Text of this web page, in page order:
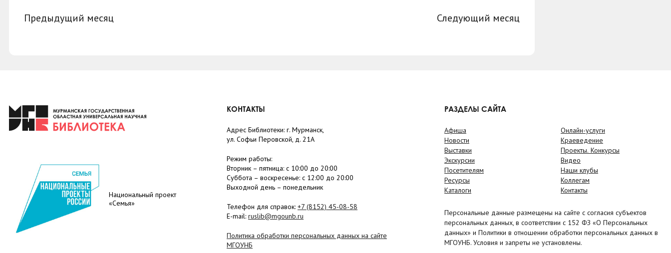
Предыдущий месяц Следующий месяц
Национальный проект
«Семья»
КОНТАКТЫ
Адрес Библиотеки: г. Мурманск,
ул. Софьи Перовской, д. 21А
Режим работы:
Вторник – пятница: с 10:00 до 20:00
Суббота – воскресенье: c 12:00 до 20:00
Выходной день – понедельник
Телефон для справок: +7 (8152) 45-08-58
E-mail: ruslib@mgounb.ru
Политика обработки персональных данных на сайте
МГОУНБ
РАЗДЕЛЫ САЙТА
Афиша
Новости
Выставки
Экскурсии
Посетителям
Ресурсы
Каталоги
Онлайн-услуги
Краеведение
Проекты. Конкурсы
Видео
Наши клубы
Коллегам
Контакты
Персональные данные размещены на сайте с согласия субъектов
персональных данных, в соответствии с 152 ФЗ «О Персональных
данных» и Политики в отношении обработки персональных данных в
МГОУНБ. Условия и запреты не установлены.